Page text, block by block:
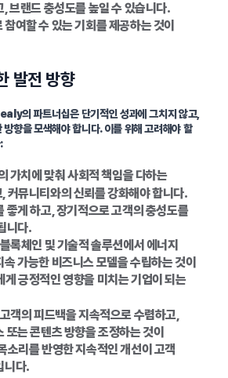
브랜드 충성도를 높일 수 있습니다.
여할 수 있는 기회를 제공하는 것이
발전 방향
의 파트너십은 단기적인 성과에 그치지 않고,
방향을 모색해야 합니다. 이를 위해 고려해야 할
가치에 맞춰 사회적 책임을 다하는
커뮤니티와의 신뢰를 강화해야 합니다.
좋게 하고, 장기적으로 고객의 충성도를
니다.
록체인 및 기술적 솔루션에서 에너지
가능한 비즈니스 모델을 수립하는 것이
긍정적인 영향을 미치는 기업이 되는
객의 피드백을 지속적으로 수렴하고,
또는 콘텐츠 방향을 조정하는 것이
소리를 반영한 지속적인 개선이 고객
니다.